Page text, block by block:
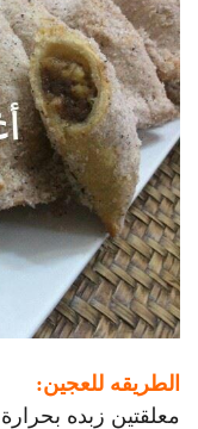
الطريقه للعجين:
معلقتين زبده